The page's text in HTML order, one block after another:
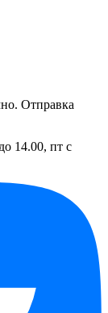
Отправка
14.00, пт с